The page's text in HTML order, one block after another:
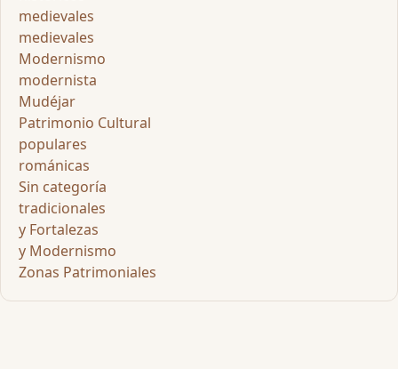
medievales
medievales
Modernismo
modernista
Mudéjar
Patrimonio Cultural
populares
románicas
Sin categoría
tradicionales
y Fortalezas
y Modernismo
Zonas Patrimoniales